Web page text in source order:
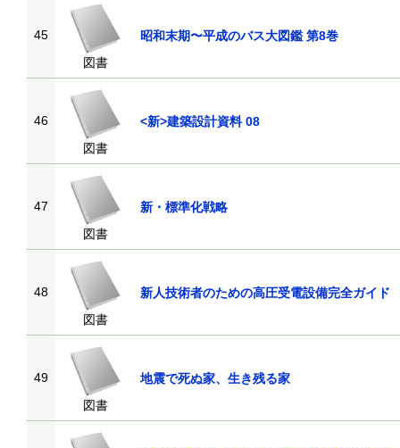
45
図書
昭和末期〜平成のバス大図鑑 第8巻
46
図書
<新>建築設計資料 08
47
図書
新・標準化戦略
48
図書
新人技術者のための高圧受電設備完全ガイド
49
図書
地震で死ぬ家、生き残る家